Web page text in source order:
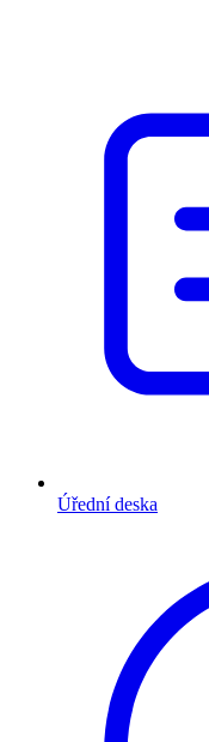
Úřední deska